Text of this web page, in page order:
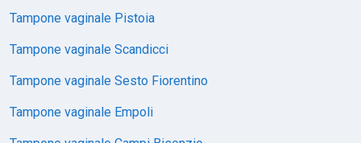
Tampone vaginale Pistoia
Tampone vaginale Scandicci
Tampone vaginale Sesto Fiorentino
Tampone vaginale Empoli